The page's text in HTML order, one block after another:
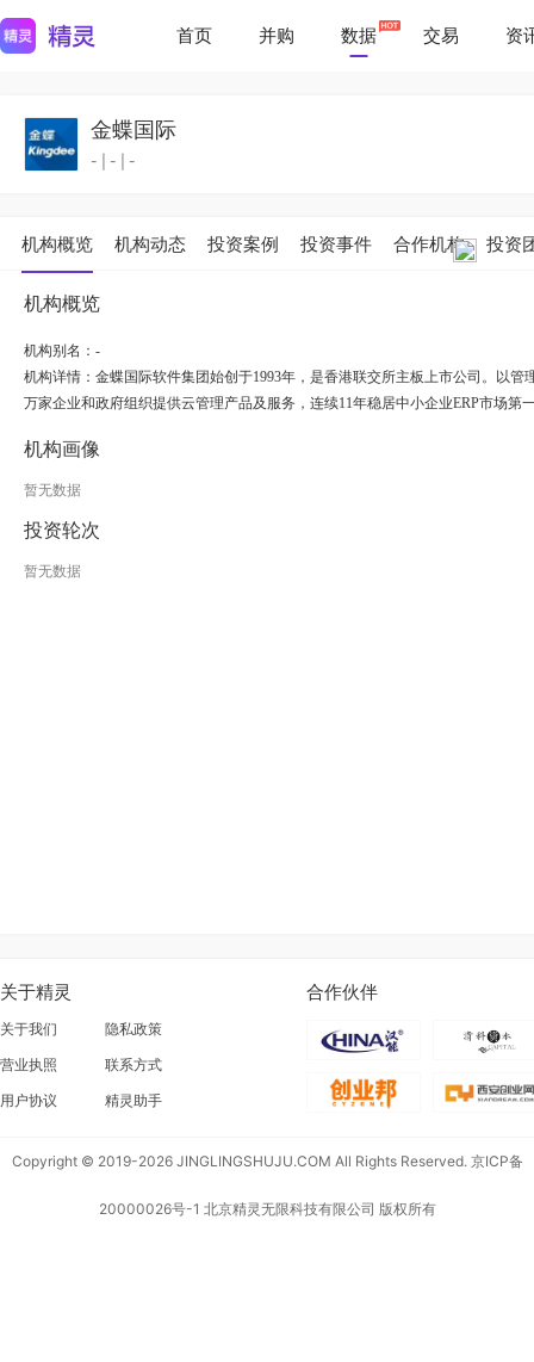
首页 并购 数据 交易 资
金蝶国际
- - -
机构概览 机构动态 投资案例 投资事件 合作机构 投资
机构概览
机构别名：-
机构详情： 金蝶国际软件集团始创于1993年，是香港联交所主板上市公司。以
万家企业和政府组织提供云管理产品及服务，连续11年稳居中小企业ERP市场第
机构画像
暂无数据
投资轮次
暂无数据
关于精灵
关于我们
营业执照
用户协议
隐私政策
联系方式
精灵助手
合作伙伴
Copyright © 2019-2026 JINGLINGSHUJU.COM All Rights Reserved.京ICP备
20000026号-1 北京精灵无限科技有限公司 版权所有